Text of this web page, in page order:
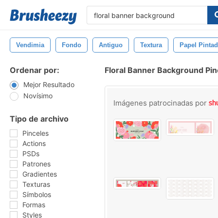
Vendimia Fondo Antiguo Textura Papel
Ordenar por:
Mejor Resultado
Novísimo
Tipo de archivo
Pinceles
Actions
PSDs
Patrones
Gradientes
Texturas
Símbolos
Formas
Styles
Floral Banner Background
Imágenes patrocinadas por